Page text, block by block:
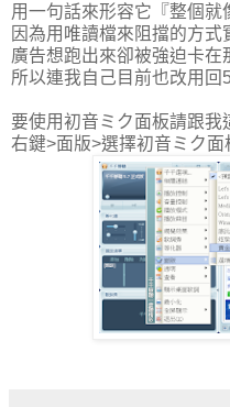
用一句話來形容它『整個就
因為用唯讀檔來阻擋的方式
廣告想跑出來卻被強迫卡在
所以連我自己目前也改用回
要使用初音ミク面板請跟我
右鍵>面版>選擇初音ミク面